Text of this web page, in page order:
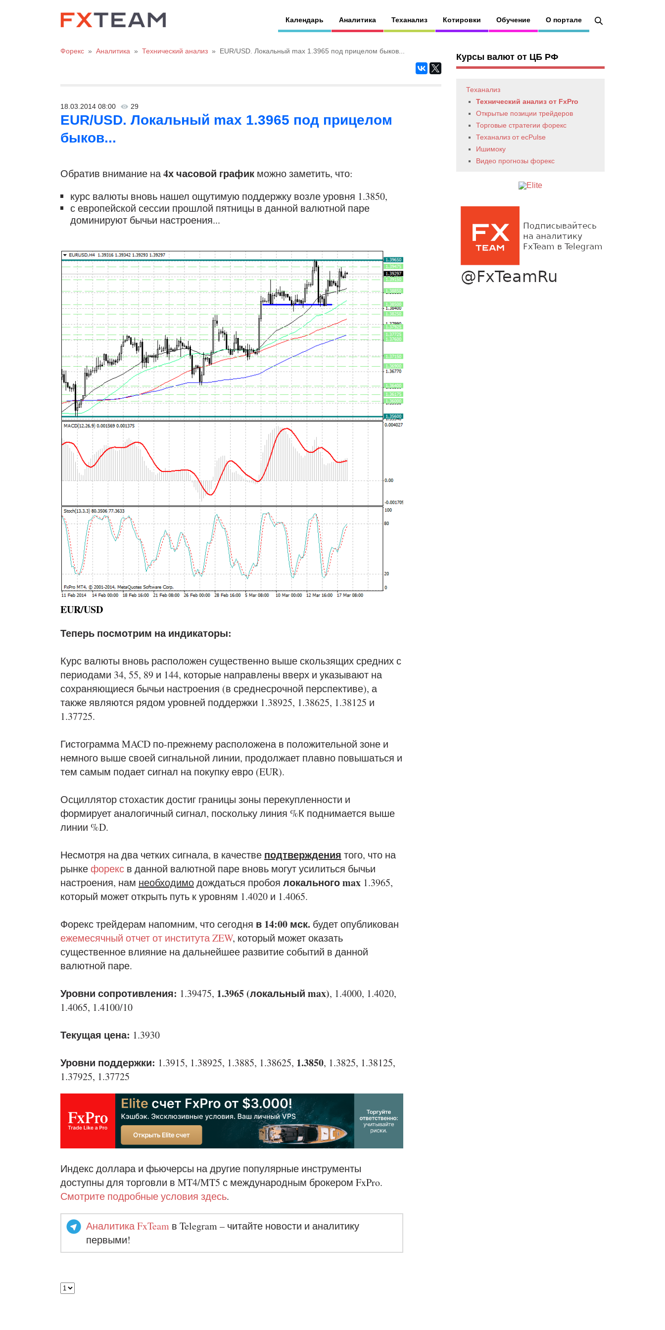
Календарь Аналитика Теханализ Котировки Обучение О портале
Форекс » Аналитика » Технический анализ » EUR/USD. Локальный max 1.3965 под прицелом быков...
18.03.2014 08:00 29
EUR/USD. Локальный max 1.3965 под прицелом
быков...
Обратив внимание на4х часовой график можно заметить, что:
курс валюты вновь нашел ощутимую поддержку возле уровня 1.3850,
с европейской сессии прошлой пятницы в данной валютной паре
доминируют бычьи настроения...
EUR/USD
Теперь посмотрим на индикаторы:
Курс валюты вновь расположен существенно выше скользящих средних с
периодами 34, 55, 89 и 144, которые направлены вверх и указывают на
сохраняющиеся бычьи настроения (в среднесрочной перспективе), а
также являются рядом уровней поддержки 1.38925, 1.38625, 1.38125 и
1.37725.
Гистограмма MACD по-прежнему расположена в положительной зоне и
немного выше своей сигнальной линии, продолжает плавно повышаться и
тем самым подает сигнал на покупку евро (EUR).
Осциллятор стохастик достиг границы зоны перекупленности и
формирует аналогичный сигнал, поскольку линия %К поднимается выше
линии %D.
Несмотря на два четких сигнала, в качестве подтверждения того, что на
рынкефорекс в данной валютной паре вновь могут усилиться бычьи
настроения, нам необходимодождаться пробоя локального max 1.3965,
который может открыть путь к уровням 1.4020 и 1.4065.
Форекс трейдерам напомним, что сегодня в 14:00 мск. будет опубликован
ежемесячный отчет от института ZEW, который может оказать
существенное влияние на дальнейшее развитие событий в данной
валютной паре.
Уровни сопротивления: 1.39475, 1.3965 (локальный max), 1.4000, 1.4020,
1.4065, 1.4100/10
Текущая цена: 1.3930
Уровни поддержки: 1.3915, 1.38925, 1.3885, 1.38625, 1.3850, 1.3825, 1.38125,
1.37925, 1.37725
Индекс доллара и фьючерсы на другие популярные инструменты
доступны для торговли в MT4/MT5 с международным брокером FxPro.
Смотрите подробные условия здесь.
Аналитика FxTeam в Telegram – читайте новости и аналитику
первыми!
Курсы валют от ЦБ РФ
Теханализ
Технический анализ от FxPro
Открытые позиции трейдеров
Торговые стратегии форекс
Теханализ от ecPulse
Ишимоку
Видео прогнозы форекс